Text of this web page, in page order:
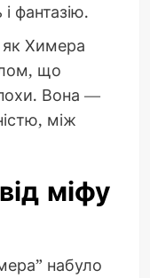
фантазію.
Химера
що
Вона —
між
міфу
набуло